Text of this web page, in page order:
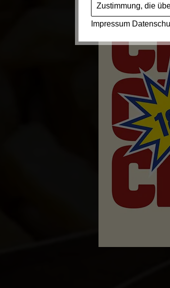
Zustimmung, die
Impressum